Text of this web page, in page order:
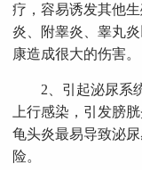
疗，容易诱发其他
炎、附睾炎、睾丸
康造成很大的伤害。
2、引起泌尿系统
上行感染，引发膀
龟头炎最易导致泌
险。